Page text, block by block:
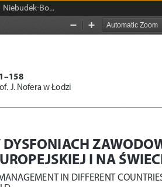
Niebudek-Bogusz, Ewa